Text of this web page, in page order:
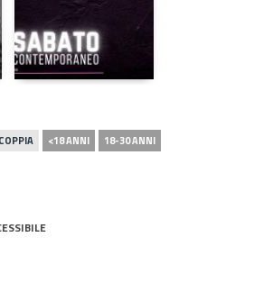
<18 ANNI
18-30 ANNI